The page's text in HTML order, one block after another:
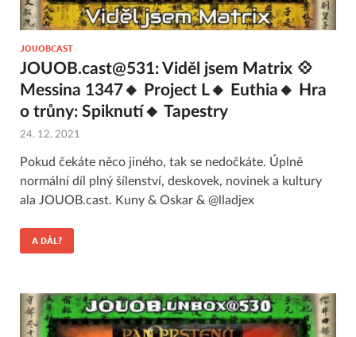
JOUOBCAST
JOUOB.cast@531: Viděl jsem Matrix 💠
Messina 1347🔸 Project L🔸 Euthia🔸 Hra
o trůny: Spiknutí🔸 Tapestry
24. 12. 2021
Pokud čekáte něco jiného, tak se nedočkáte. Úplně
normální díl plný šílenství, deskovek, novinek a kultury
ala JOUOB.cast. Kuny & Oskar & @lladjex
A DÁL?